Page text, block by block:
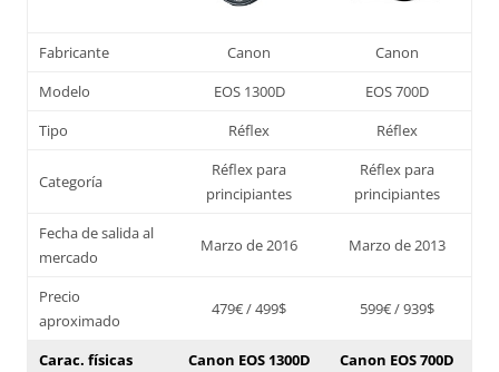
Fabricante Canon
Canon
Modelo
EOS 1300D
EOS 700D
Tipo
Réflex Réflex
Categoría
Réflex para
principiantes
Réflex para
principiantes
Fecha de salida al
mercado
Marzo de 2016 Marzo de 2013
Precio
aproximado
479€ / 499$ 599€ / 939$
Carac. físicas Canon EOS 1300D
Canon EOS 700D